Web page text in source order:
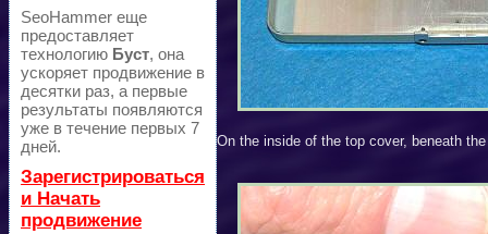
SeoHammer еще
предоставляет
технологию Буст, она
ускоряет продвижение в
десятки раз, а первые
результаты появляются
уже в течение первых 7
дней.
Зарегистрироваться
и Начать
продвижение
On the inside of the top cover, beneath